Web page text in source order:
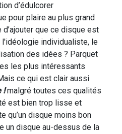
d’édulcorer
pour plaire au plus grand
que ce disque est
individualiste, le
des idées ? Parquet
les plus intéressants
ce qui est clair aussi
!malgré toutes ces qualités
est bien trop lisse et
qu’un disque moins bon
un disque au-dessus de la